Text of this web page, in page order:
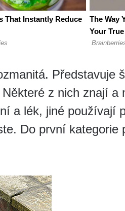
Představuje
z nich znají a
a lék, jiné používají
Do první kategorie